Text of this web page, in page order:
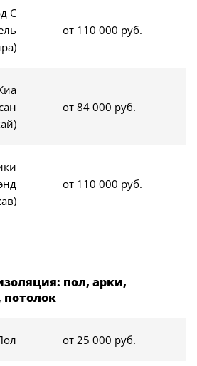
С
от 110 000 руб.
от 84 000 руб.
от 110 000 руб.
пол, арки,
от 25 000 руб.